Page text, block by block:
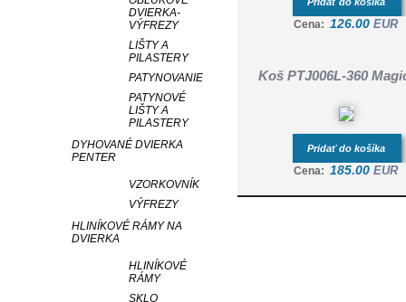
DVIERKA-
VÝFREZY
LIŠTY A
PILASTERY
PATYNOVANIE
PATYNOVÉ
LIŠTY A
PILASTERY
DYHOVANÉ DVIERKA
PENTER
VZORKOVNÍK
VÝFREZY
HLINÍKOVÉ RÁMY NA
DVIERKA
HLINÍKOVÉ
RÁMY
SKLO
Cena: 126.00 EUR
Koš PTJ006L-360
Pridať do košíka
Cena: 185.00 EUR